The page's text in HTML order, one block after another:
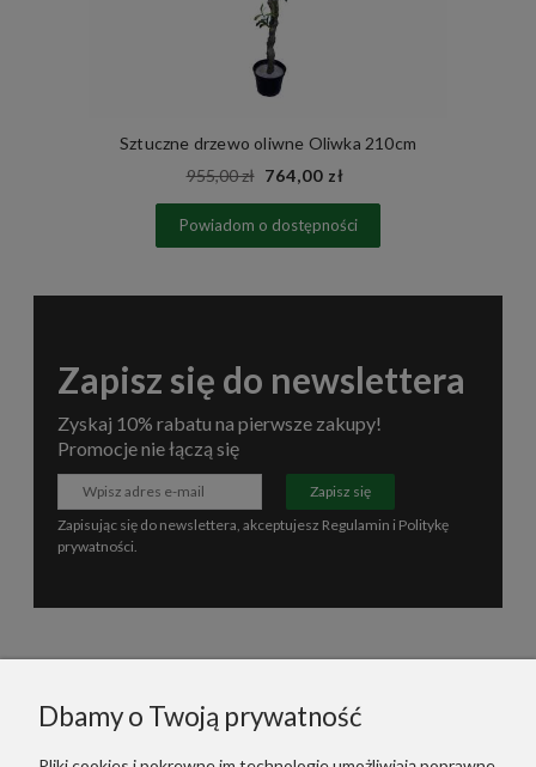
Sztuczne drzewo oliwne Oliwka 210cm
955,00 zł 764,00 zł
Powiadom o dostępności
Zapisz się do newslettera
Zyskaj 10% rabatu na pierwsze zakupy!
Promocje nie łączą się
Zapisz się
Zapisując się do newslettera, akceptujesz Regulamin i Politykę
prywatności
Dbamy o Twoją prywatność